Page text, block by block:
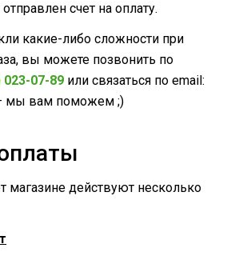
счет на оплату.
какие-либо сложности при
вы можете позвонить по
023-07-89 или связаться по email:
мы вам поможем ;)
магазине действуют несколько